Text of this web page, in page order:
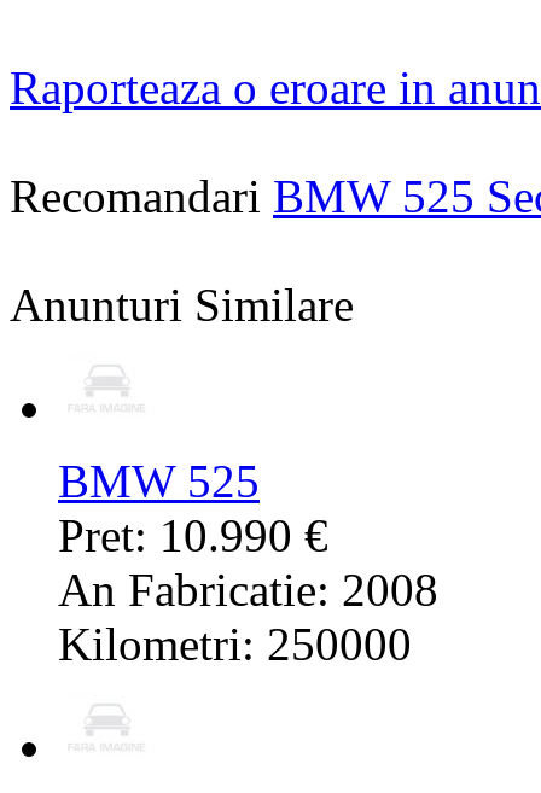
Raporteaza o eroare in
Recomandari BMW 525
Anunturi Similare
BMW 525
Pret: 10.990 €
An Fabricatie: 2008
Kilometri: 250000